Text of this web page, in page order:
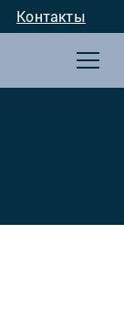
Контакты